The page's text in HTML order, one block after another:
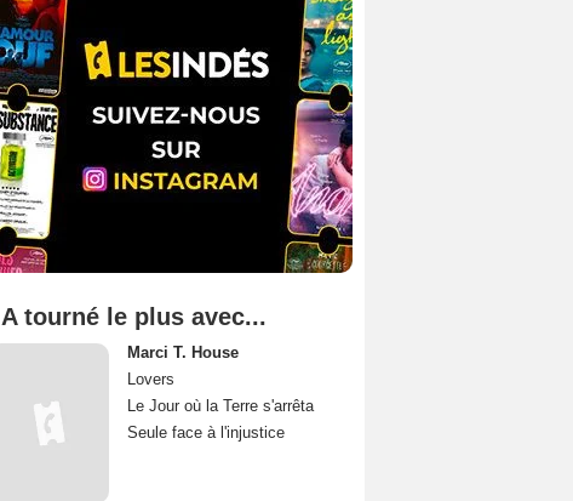
A tourné le plus avec...
Marci T. House
Lovers
Le Jour où la Terre s'arrêta
Seule face à l'injustice